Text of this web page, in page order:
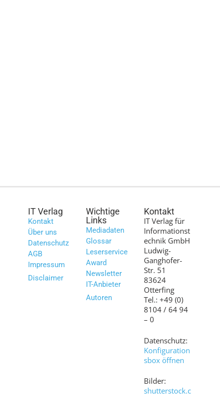
IT Verlag
Kontakt
Über uns
Datenschutz
AGB
Impressum
Disclaimer
Wichtige
Links
Mediadaten
Glossar
Leserservice
Award
Newsletter
IT-Anbieter
Autoren
Kontakt
IT Verlag für
Informationst
echnik GmbH
Ludwig-
Ganghofer-
Str. 51
83624
Otterfing
Tel.: +49 (0)
8104 / 64 94
– 0
Datenschutz:
Konfiguration
sbox öffnen
Bilder:
shutterstock.c